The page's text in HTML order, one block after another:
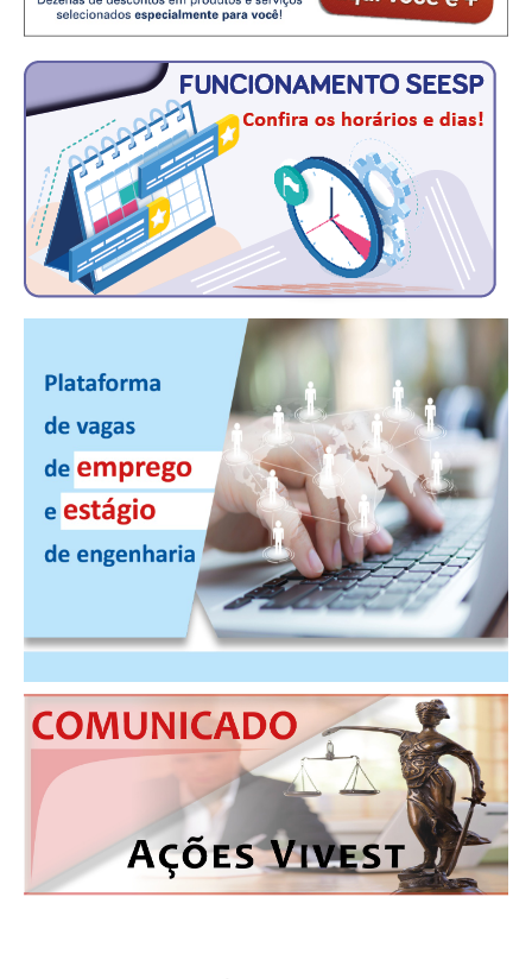
CURSOS
ENGENHEIRO EMPREENDEDOR
SEESP EDUCAÇÃO
PLATAFORMAS GRATUITAS
BENEFÍCIOS
APOSENTADORIA
CONVÊNIOS
CAMPANHAS SALARIAIS
COMUNICAÇÃO
NOTÍCIAS
JORNAL DO ENGENHEIRO
AGENDA
SEESP NOTÍCIAS
NOTÍCIAS NO WHATSAPP